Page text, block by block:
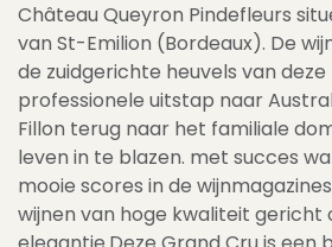
Château Queyron Pindefleurs
van St-Emilion (Bordeaux). De
de zuidgerichte heuvels van
professionele uitstap naar
Fillon terug naar het familiale
leven in te blazen. met succes
mooie scores in de
wijnen van hoge kwaliteit gericht